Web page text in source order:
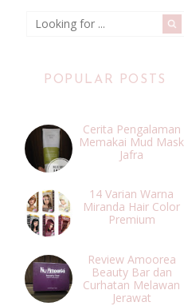
POPULAR POSTS
Cerita Pengalaman
Memakai Mud Mask
Jafra
14 Varian Warna
Miranda Hair Color
Premium
Review Amoorea
Beauty Bar dan
Curhatan Melawan
Jerawat